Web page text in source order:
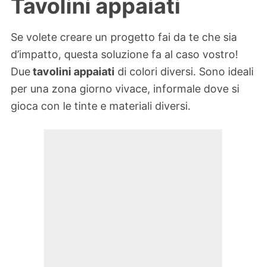
Tavolini appaiati
Se volete creare un progetto fai da te che sia
d’impatto, questa soluzione fa al caso vostro!
Duetavolini appaiati di colori diversi. Sono ideali
per una zona giorno vivace, informale dove si
gioca con le tinte e materiali diversi.